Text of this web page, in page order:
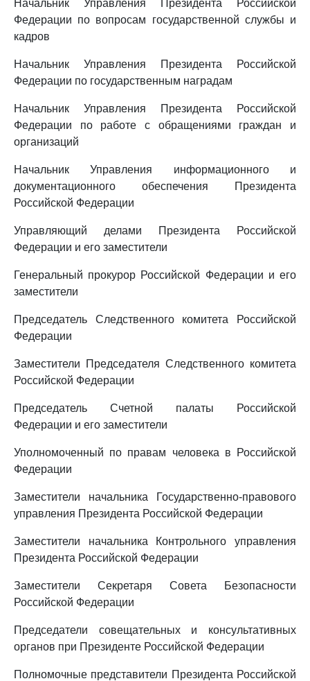
Начальник Управления Президента Российской
Федерации по вопросам государственной службы и
кадров
Начальник Управления Президента Российской
Федерации по государственным наградам
Начальник Управления Президента Российской
Федерации по работе с обращениями граждан и
организаций
Начальник Управления информационного и
документационного обеспечения Президента
Российской Федерации
Управляющий делами Президента Российской
Федерации и его заместители
Генеральный прокурор Российской Федерации и его
заместители
Председатель Следственного комитета Российской
Федерации
Заместители Председателя Следственного комитета
Российской Федерации
Председатель Счетной палаты Российской
Федерации и его заместители
Уполномоченный по правам человека в Российской
Федерации
Заместители начальника Государственно-правового
управления Президента Российской Федерации
Заместители начальника Контрольного управления
Президента Российской Федерации
Заместители Секретаря Совета Безопасности
Российской Федерации
Председатели совещательных и консультативных
органов при Президенте Российской Федерации
Полномочные представители Президента Российской